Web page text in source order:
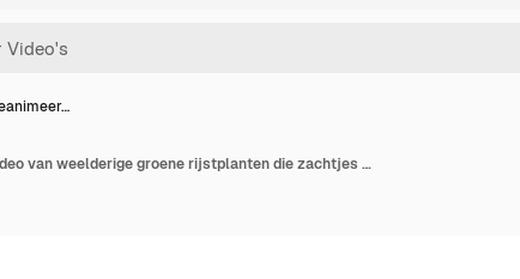
Dit is een geanimeerde video van weelderige groene rijstplanten die zachtjes bewegen in de wind. Loopbaar.